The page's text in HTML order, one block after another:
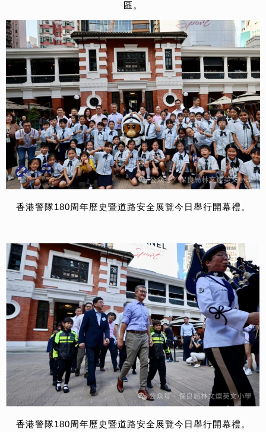
區。
香港警隊180周年歷史暨道路安全展覽今日舉行開幕禮。
香港警隊180周年歷史暨道路安全展覽今日舉行開幕禮。